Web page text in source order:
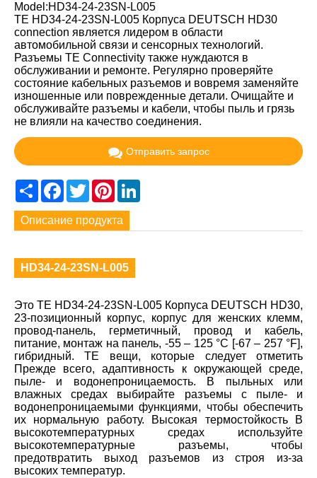
Model:HD34-24-23SN-L005
TE HD34-24-23SN-L005 Корпуса DEUTSCH HD30
connection является лидером в области
автомобильной связи и сенсорных технологий.
Разъемы TE Connectivity также нуждаются в
обслуживании и ремонте. Регулярно проверяйте
состояние кабельных разъемов и вовремя заменяйте
изношенные или поврежденные детали. Очищайте и
обслуживайте разъемы и кабели, чтобы пыль и грязь
не влияли на качество соединения.
Отправить запрос
ShareFacebook
TwitterPinterest
Описание продукта
HD34-24-23SN-L005
Это TE HD34-24-23SN-L005 Корпуса DEUTSCH HD30,
23-позиционный корпус, корпус для женских клемм,
провод-панель, герметичный, провод и кабель,
питание, монтаж на панель, -55 – 125 °C [-67 – 257 °F],
гибридный. TE вещи, которые следует отметить
Прежде всего, адаптивность к окружающей среде,
пыле- и водонепроницаемость. В пыльных или
влажных средах выбирайте разъемы с пыле- и
водонепроницаемыми функциями, чтобы обеспечить
их нормальную работу. Высокая термостойкость В
высокотемпературных средах используйте
высокотемпературные разъемы, чтобы
предотвратить выход разъемов из строя из-за
высоких температур.